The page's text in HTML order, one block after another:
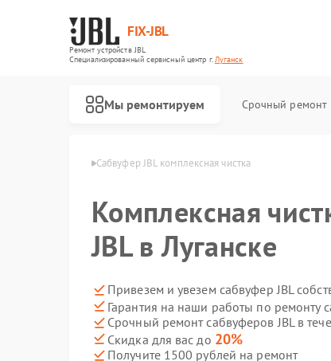
FIX-JBL
Ремонт устройств JBL
Специализированный cервисный центр г.Луганск
Мы ремонтируем Срочный ремонт
Сабвуфер JBL комплексная чистка
Комплексная
JBL в Луганске
Привезем и увезем сабвуфер JBL
Гарантия на наши работы по ремонту
Срочный ремонт сабвуферов JBL в
Скидка для вас до 20%
Получите 1500 рублей на ремонт